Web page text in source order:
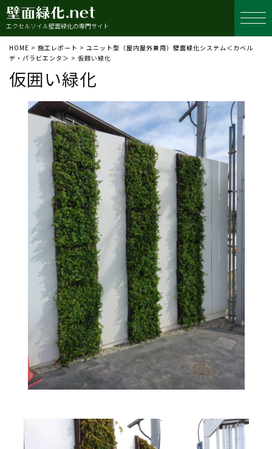
エクセルソイル壁面緑化の専門サイト
HOME > 施工レポート > ユニット型（屋内屋外兼用）壁面緑化システム＜カベル
デ・パラビエンタ＞ > 仮囲い緑化
仮囲い緑化